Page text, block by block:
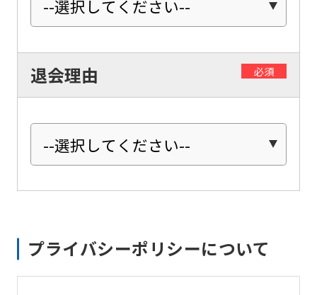
退会理由 必須
プライバシーポリシーについて
be
accurate
The
translation
may
differ
from
original
content.
We